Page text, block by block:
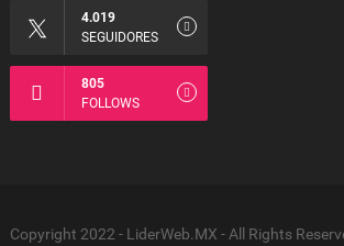
4.019
SEGUIDORES
805
FOLLOWS
Copyright 2022 - LiderWeb.MX - All Rights